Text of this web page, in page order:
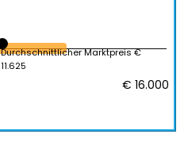
Durchschnittlicher Marktpreis €
11.625
€ 16.000